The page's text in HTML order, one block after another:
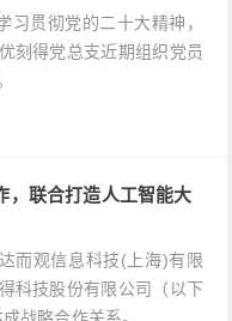
贯彻党的二十大精神，
刻得党总支近期组织党员
联合打造人工智能大
而观信息科技(上海)有限
科技股份有限公司（以下